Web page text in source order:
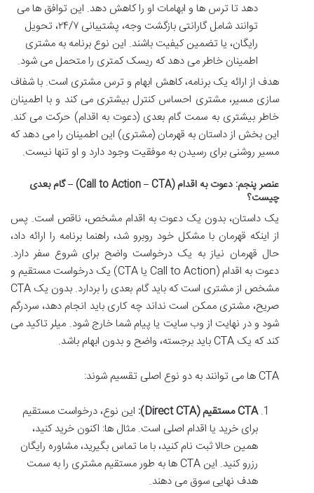
دهد تا ترس ها و ابهامات او را کاهش دهد. این توافق ها می
توانند شامل گارانتی بازگشت وجه، پشتیبانی ۲۴/۷، تحویل
رایگان، یا تضمین کیفیت باشند. این نوع برنامه به مشتری
اطمینان خاطر می دهد که ریسک کمتری را متحمل می شود.
هدف از ارائه یک برنامه، کاهش ابهام و ترس مشتری است. با شفاف
سازی مسیر، مشتری احساس کنترل بیشتری می کند و با اطمینان
خاطر بیشتری به سمت گام بعدی (دعوت به اقدام) حرکت می کند.
این بخش از داستان به قهرمان (مشتری) این اطمینان را می دهد که
مسیر روشنی برای رسیدن به موفقیت وجود دارد و او تنها نیست.
عنصر پنجم: دعوت به اقدام (Call to Action – CTA) – گام بعدی
چیست؟
یک داستان، بدون یک دعوت به اقدام مشخص، ناقص است. پس
از اینکه قهرمان با مشکل خود روبرو شد، راهنما برنامه را ارائه داد،
حال قهرمان نیاز به یک درخواست واضح برای شروع سفر دارد.
دعوت به اقدام (Call to Action یا CTA) یک درخواست مستقیم و
مشخص از مشتری است که باید گام بعدی را بردارد. بدون یک CTA
صریح، مشتری ممکن است نداند چه کاری باید انجام دهد، سردرگم
شود و در نهایت از وب سایت یا پیام شما خارج شود. میلر تاکید می
کند که یک CTA باید برجسته، واضح و بدون ابهام باشد.
CTA ها می توانند به دو نوع اصلی تقسیم شوند:
CTA مستقیم (Direct CTA):
این نوع، درخواست مستقیم
برای خرید یا اقدام اصلی است. مثال ها: اکنون خرید کنید،
همین حالا ثبت نام کنید، با ما تماس بگیرید، مشاوره رایگان
رزرو کنید. این CTA ها به طور مستقیم مشتری را به سمت
هدف نهایی سوق می دهند.